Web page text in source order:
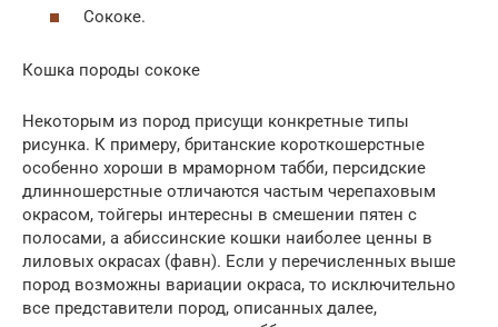
Сококе.
Кошка породы сококе
Некоторым из пород присущи конкретные типы
рисунка. К примеру, британские короткошерстные
особенно хороши в мраморном табби, персидские
длинношерстные отличаются частым черепаховым
окрасом, тойгеры интересны в смешении пятен с
полосами, а абиссинские кошки наиболее ценны в
лиловых окрасах (фавн). Если у перечисленных выше
пород возможны вариации окраса, то исключительно
все представители пород, описанных далее,